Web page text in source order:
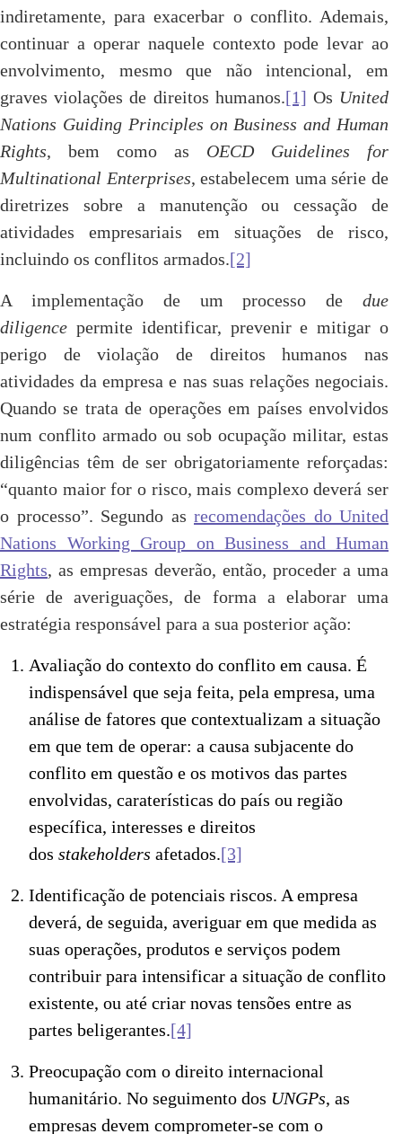
indiretamente, para exacerbar o conflito. Ademais,
continuar a operar naquele contexto pode levar ao
envolvimento, mesmo que não intencional, em
graves violações de direitos humanos.[1] Os United
Nations Guiding Principles on Business and Human
Rights, bem como as OECD Guidelines for
Multinational Enterprises, estabelecem uma série de
diretrizes sobre a manutenção ou cessação de
atividades empresariais em situações de risco,
incluindo os conflitos armados.[2]
A implementação de um processo de due
diligence permite identificar, prevenir e mitigar o
perigo de violação de direitos humanos nas
atividades da empresa e nas suas relações negociais.
Quando se trata de operações em países envolvidos
num conflito armado ou sob ocupação militar, estas
diligências têm de ser obrigatoriamente reforçadas:
“quanto maior for o risco, mais complexo deverá ser
o processo”. Segundo as recomendações do United
Nations Working Group on Business and Human
Rights, as empresas deverão, então, proceder a uma
série de averiguações, de forma a elaborar uma
estratégia responsável para a sua posterior ação:
Avaliação do contexto do conflito em causa. É
indispensável que seja feita, pela empresa, uma
análise de fatores que contextualizam a situação
em que tem de operar: a causa subjacente do
conflito em questão e os motivos das partes
envolvidas, caraterísticas do país ou região
específica, interesses e direitos
dos stakeholders afetados.[3]
Identificação de potenciais riscos. A empresa
deverá, de seguida, averiguar em que medida as
suas operações, produtos e serviços podem
contribuir para intensificar a situação de conflito
existente, ou até criar novas tensões entre as
partes beligerantes.[4]
Preocupação com o direito internacional
humanitário. No seguimento dos UNGPs, as
empresas devem comprometer-se com o